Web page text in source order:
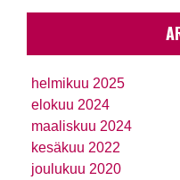
helmikuu 2025
elokuu 2024
maaliskuu 2024
kesäkuu 2022
joulukuu 2020